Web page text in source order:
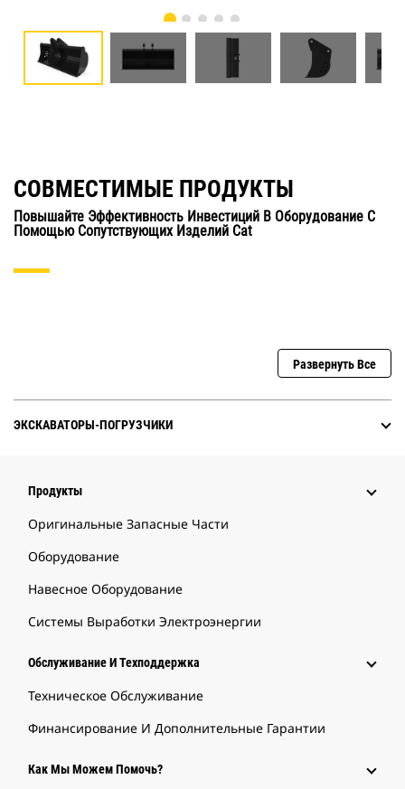
СОВМЕСТИМЫЕ ПРОДУКТЫ
Повышайте Эффективность Инвестиций В Оборудование С
Помощью Сопутствующих Изделий Cat
Развернуть Все
ЭКСКАВАТОРЫ-ПОГРУЗЧИКИ
Продукты
Оригинальные Запасные Части
Оборудование
Навесное Оборудование
Системы Выработки Электроэнергии
Обслуживание И Техподдержка
Техническое Обслуживание
Финансирование И Дополнительные Гарантии
Как Мы Можем Помочь?